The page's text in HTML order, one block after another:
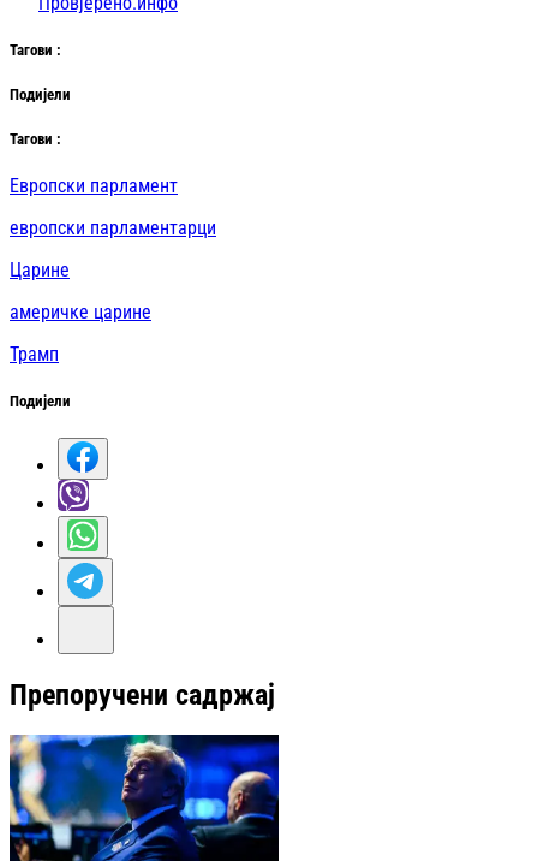
Тагови :
Подијели
Тагови :
Европски парламент
европски парламентарци
Царине
америчке царине
Трамп
Подијели
Препоручени садржај